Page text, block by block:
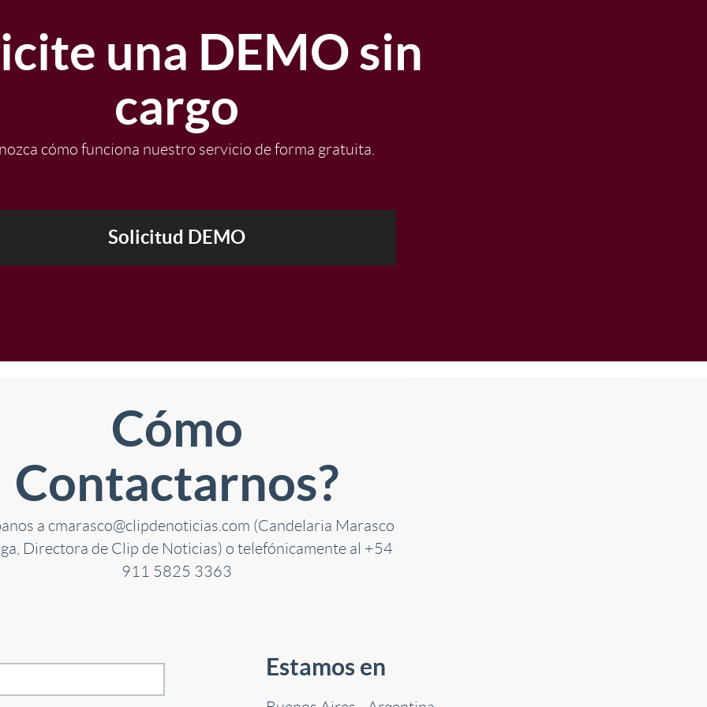
una DEMO sin
cargo
cómo funciona nuestro servicio de forma gratuita.
Solicitud DEMO
Cómo
Contactarnos?
a cmarasco@clipdenoticias.com (Candelaria Marasco
Directora de Clip de Noticias) o telefónicamente al +54
911 5825 3363
Estamos en